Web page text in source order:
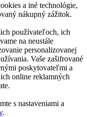
a iné technológie,
nákupný zážitok.
používateľoch, ich
na neustále
personalizovanej
Vaše zašifrované
poskytovateľmi a
online reklamných
s nastaveniami a
.